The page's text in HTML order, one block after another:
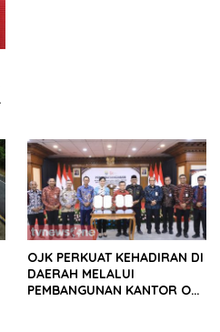
OJK PERKUAT KEHADIRAN DI
DAERAH MELALUI
PEMBANGUNAN KANTOR OJK